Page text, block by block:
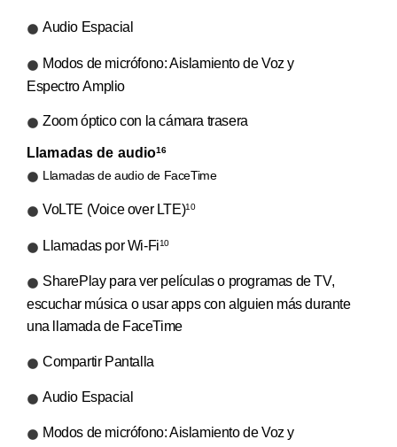
Audio Espacial
Modos de micrófono: Aislamiento de Voz y
Espectro Amplio
Zoom óptico con la cámara trasera
Llamadas de audio16
Llamadas de audio de FaceTime
VoLTE (Voice over LTE)10
Llamadas por Wi-Fi10
SharePlay para ver películas o programas de TV,
escuchar música o usar apps con alguien más durante
una llamada de FaceTime
Compartir Pantalla
Audio Espacial
Modos de micrófono: Aislamiento de Voz y